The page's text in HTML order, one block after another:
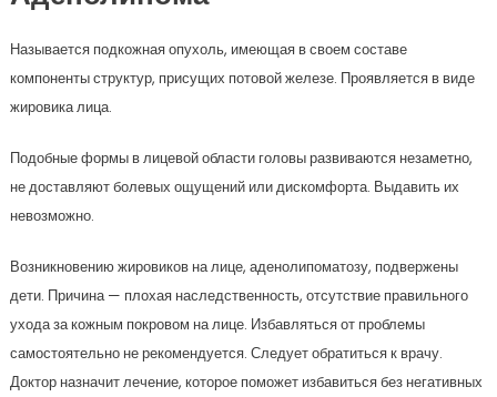
Называется подкожная опухоль, имеющая в своем составе
компоненты структур, присущих потовой железе. Проявляется в виде
жировика лица.
Подобные формы в лицевой области головы развиваются незаметно,
не доставляют болевых ощущений или дискомфорта. Выдавить их
невозможно.
Возникновению жировиков на лице, аденолипоматозу, подвержены
дети. Причина — плохая наследственность, отсутствие правильного
ухода за кожным покровом на лице. Избавляться от проблемы
самостоятельно не рекомендуется. Следует обратиться к врачу.
Доктор назначит лечение, которое поможет избавиться без негативных